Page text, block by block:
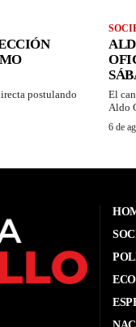
postulando
El
Aldo
6 de